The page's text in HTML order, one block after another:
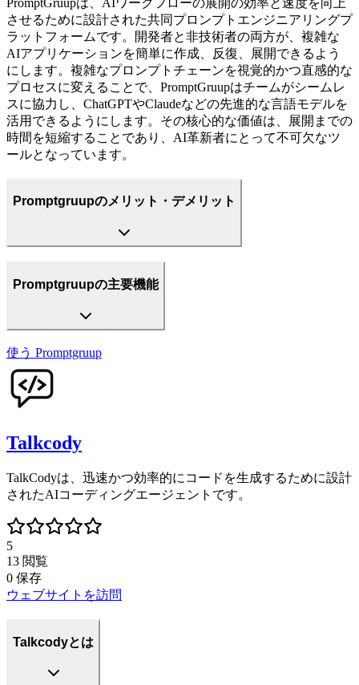
させるために設計された共同プロンプトエンジニアリングプ
ラットフォームです。開発者と非技術者の両方が、複雑な
AIアプリケーションを簡単に作成、反復、展開できるよう
にします。複雑なプロンプトチェーンを視覚的かつ直感的な
プロセスに変えることで、PromptGruupはチームがシームレ
スに協力し、ChatGPTやClaudeなどの先進的な言語モデルを
活用できるようにします。その核心的な価値は、展開までの
時間を短縮することであり、AI革新者にとって不可欠なツ
ールとなっています。
Promptgruupのメリット・デメリット
Promptgruupの主要機能
使う Promptgruup
Talkcody
TalkCodyは、迅速かつ効率的にコードを生成するために設計
されたAIコーディングエージェントです。
5
13 閲覧
0 保存
ウェブサイトを訪問
Talkcodyとは